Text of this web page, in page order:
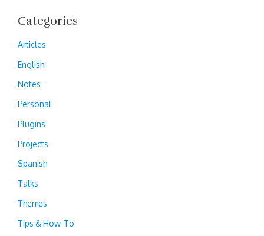
Categories
Articles
English
Notes
Personal
Plugins
Projects
Spanish
Talks
Themes
Tips & How-To